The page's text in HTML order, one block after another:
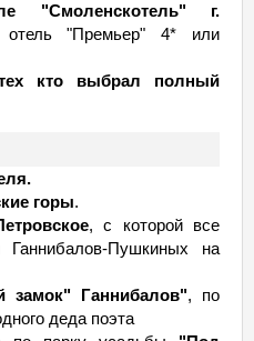
"Смоленскотель" г.
отель "Премьер" 4* или
кто выбрал полный
горы.
, с которой все
Пушкиных на
замок" Ганнибалов", по
деда поэта